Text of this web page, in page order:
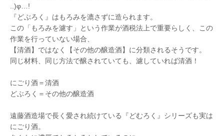
..)φ…!
『どぶろく』はもろみを漉さずに造られます。
この「もろみを濾す」という作業が酒税法上で重要らしく、この
作業を行っていない場合、
【清酒】ではなく【その他の醸造酒】に分類されるそうです。
同じ材料、同じ方法で醸されていても、濾していれば清酒！
にごり酒＝清酒
どぶろく＝その他の醸造酒
遠藤酒造場で長く愛され続けている『どむろく』シリーズも実は
にごり酒。